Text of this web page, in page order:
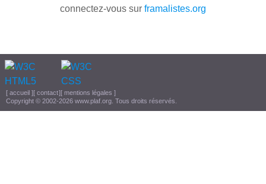
connectez-vous sur framalistes.org
[ accueil ][ contact][ mentions légales ]
Copyright © 2002-2026 www.plaf.org . Tous droits réservés.